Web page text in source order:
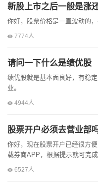
你好，股票价格是一直波动的
7774人
请问一下什么是绩优股
绩优股就是基本面良好，有稳
业。
4944人
股票开户必须去营业部
你好，现在股票开户已经很方
载券商APP，根据提示就可完成
6527人